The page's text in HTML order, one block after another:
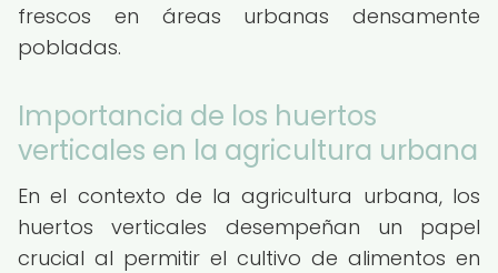
frescos en áreas urbanas densamente
pobladas.
Importancia de los huertos
verticales en la agricultura urbana
En el contexto de la agricultura urbana, los
huertos verticales desempeñan un papel
crucial al permitir el cultivo de alimentos en